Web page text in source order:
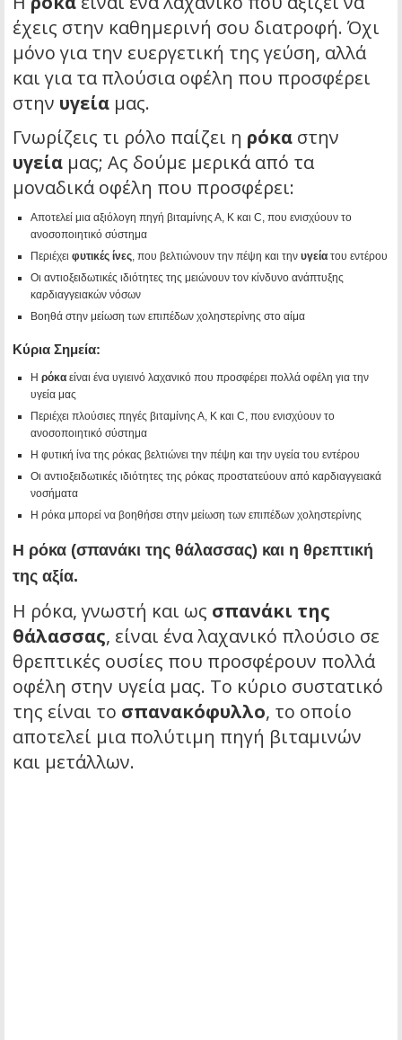
έχεις στην καθημερινή σου διατροφή. Όχι
μόνο για την ευεργετική της γεύση, αλλά
και για τα πλούσια οφέλη που προσφέρει
στην υγεία μας.
Γνωρίζεις τι ρόλο παίζει η ρόκα στην
υγεία μας; Ας δούμε μερικά από τα
μοναδικά οφέλη που προσφέρει:
Αποτελεί μια αξιόλογη πηγή βιταμίνης Α, Κ και C, που ενισχύουν το
ανοσοποιητικό σύστημα
Περιέχει φυτικές ίνες, που βελτιώνουν την πέψη και την υγεία του εντέρου
Οι αντιοξειδωτικές ιδιότητες της μειώνουν τον κίνδυνο ανάπτυξης
καρδιαγγειακών νόσων
Βοηθά στην μείωση των επιπέδων χοληστερίνης στο αίμα
Κύρια Σημεία:
Η ρόκα είναι ένα υγιεινό λαχανικό που προσφέρει πολλά οφέλη για την
υγεία μας
Περιέχει πλούσιες πηγές βιταμίνης Α, Κ και C, που ενισχύουν το
ανοσοποιητικό σύστημα
Η φυτική ίνα της ρόκας βελτιώνει την πέψη και την υγεία του εντέρου
Οι αντιοξειδωτικές ιδιότητες της ρόκας προστατεύουν από καρδιαγγειακά
νοσήματα
Η ρόκα μπορεί να βοηθήσει στην μείωση των επιπέδων χοληστερίνης
Η ρόκα (σπανάκι της θάλασσας) και η θρεπτική
της αξία.
Η ρόκα, γνωστή και ως σπανάκι της
θάλασσας, είναι ένα λαχανικό πλούσιο σε
θρεπτικές ουσίες που προσφέρουν πολλά
οφέλη στην υγεία μας. Το κύριο συστατικό
της είναι το σπανακόφυλλο, το οποίο
αποτελεί μια πολύτιμη πηγή βιταμινών
και μετάλλων.